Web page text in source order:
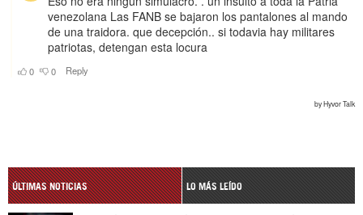
ÚLTIMAS NOTICIAS LO MÁS LEÍDO